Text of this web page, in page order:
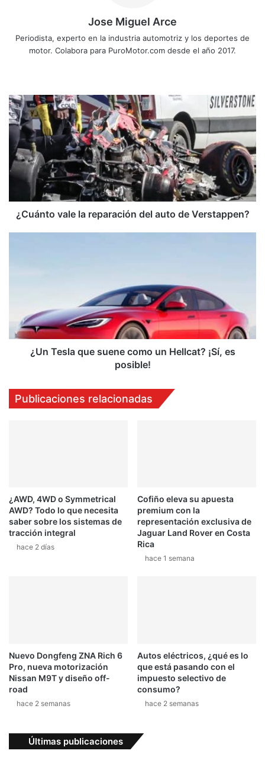
Jose Miguel Arce
Periodista, experto en la industria automotriz y los deportes de
motor. Colabora para PuroMotor.com desde el año 2017.
¿Cuánto
vale
la
reparación
del
auto
de
Verstappen?
¿Cuánto vale la reparación del auto de Verstappen?
Hellcat?
¡Sí,
es
posible!¿Un Tesla que suene como un Hellcat? ¡Sí, es
posible!
Publicaciones relacionadas
¿AWD, 4WD o Symmetrical
AWD? Todo lo que necesita
saber sobre los sistemas de
tracción integral
hace 2 días
Cofiño eleva su apuesta
premium con la
representación exclusiva de
Jaguar Land Rover en Costa
Rica
hace 1 semana
Nuevo Dongfeng ZNA Rich 6
Pro, nueva motorización
Nissan M9T y diseño off-
road
hace 2 semanas
Autos eléctricos, ¿qué es lo
que está pasando con el
impuesto selectivo de
consumo?
hace 2 semanas
Últimas publicaciones